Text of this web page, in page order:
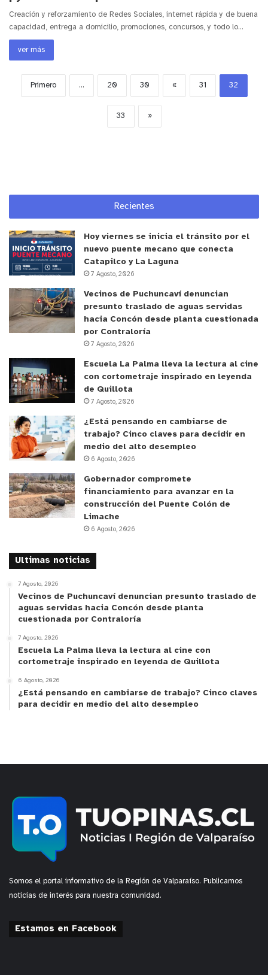
Creación y reforzamiento de Redes Sociales, internet rápida y de buena
capacidad, entrega a domicilio, promociones, concursos, y todo lo…
ver más
Primero ... 20 30 « 31 32
33 »
Recientes
Hoy viernes se inicia el tránsito por el
nuevo puente mecano que conecta
Catapilco y La Laguna
7 Agosto, 2026
Vecinos de Puchuncaví denuncian
presunto traslado de aguas servidas
hacia Concón desde planta cuestionada
por Contraloría
7 Agosto, 2026
Escuela La Palma lleva la lectura al cine
con cortometraje inspirado en leyenda
de Quillota
7 Agosto, 2026
¿Está pensando en cambiarse de
trabajo? Cinco claves para decidir en
medio del alto desempleo
6 Agosto, 2026
Gobernador compromete
financiamiento para avanzar en la
construcción del Puente Colón de
Limache
6 Agosto, 2026
Ultimas noticias
7 Agosto, 2026
Vecinos de Puchuncaví denuncian presunto traslado de
aguas servidas hacia Concón desde planta
cuestionada por Contraloría
7 Agosto, 2026
Escuela La Palma lleva la lectura al cine con
cortometraje inspirado en leyenda de Quillota
6 Agosto, 2026
¿Está pensando en cambiarse de trabajo? Cinco claves
para decidir en medio del alto desempleo
Somos el portal informativo de la Región de Valparaíso. Publicamos
noticias de interés para nuestra comunidad.
Estamos en Facebook